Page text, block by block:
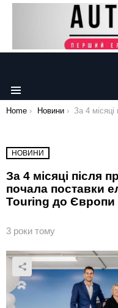
Menu
You are here:
Home Новини За 4 місяці після прем’єри: китайська Nio почала поставки
НОВИНИ
За 4 місяці після
почала поставки
Touring до Європи
3 роки тому